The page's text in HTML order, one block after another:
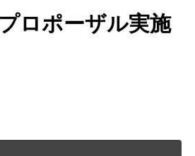
ロポーザル実施